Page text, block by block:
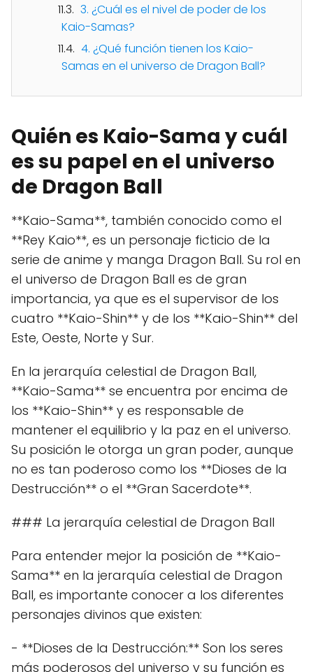
3. ¿Cuál es el nivel de poder de los
Kaio-Samas?
4. ¿Qué función tienen los Kaio-
Samas en el universo de Dragon Ball?
Quién es Kaio-Sama y cuál
es su papel en el universo
de Dragon Ball
**Kaio-Sama**, también conocido como el
**Rey Kaio**, es un personaje ficticio de la
serie de anime y manga Dragon Ball. Su rol en
el universo de Dragon Ball es de gran
importancia, ya que es el supervisor de los
cuatro **Kaio-Shin** y de los **Kaio-Shin** del
Este, Oeste, Norte y Sur.
En la jerarquía celestial de Dragon Ball,
**Kaio-Sama** se encuentra por encima de
los **Kaio-Shin** y es responsable de
mantener el equilibrio y la paz en el universo.
Su posición le otorga un gran poder, aunque
no es tan poderoso como los **Dioses de la
Destrucción** o el **Gran Sacerdote**.
### La jerarquía celestial de Dragon Ball
Para entender mejor la posición de **Kaio-
Sama** en la jerarquía celestial de Dragon
Ball, es importante conocer a los diferentes
personajes divinos que existen:
- **Dioses de la Destrucción:** Son los seres
más poderosos del universo y su función es